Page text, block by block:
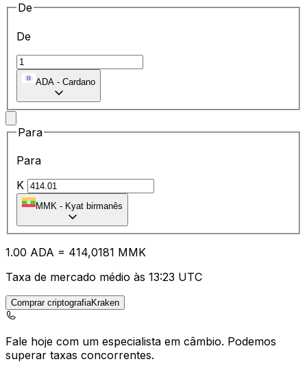
De
De
ADA - Cardano
Para
Para
K
MMK - Kyat birmanês
1.00 ADA = 414,0181 MMK
Taxa de mercado médio às 13:23 UTC
Comprar criptografiaKraken
Fale hoje com um especialista em câmbio. Podemos
superar taxas concorrentes.